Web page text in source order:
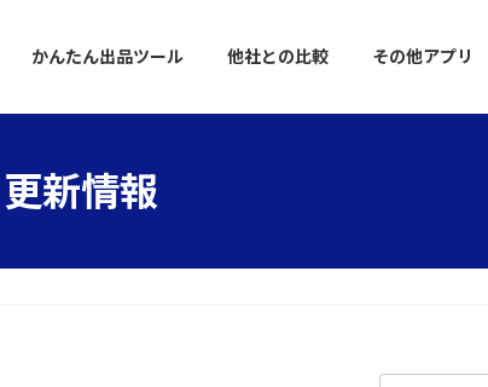
かんたん出品ツール 他社との比較 その他アプリ
更新情報